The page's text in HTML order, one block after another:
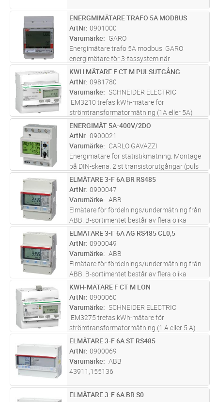
ST Lägg i kundvagn
ENERGMIMÄTARE TRAFO 5A MODBUS
ArtNr 0901000
Varumärke
GARO
Energimätare trafo 5A modbus. GARO
energimätare för 3-fassystem när
strömtransformatorer används är kompakta,
endast 3 moduler bred och har självförsörjd
manöverspänning. Mätarna är
debiteringsgodkän...läs mer
ST Lägg i kundvagn
KWH MÄTARE F CT M PULSUTGÅNG
ArtNr 0981780
Varumärke
SCHNEIDER ELECTRIC
iEM3210 trefas kWh-mätare för
strömtransformatormätning (1A eller 5A)
med pulsutgång. MID-godkänd.
ST Lägg i kundvagn
ENERGIMÄT 5A-400V/2DO
ArtNr 0900021
Varumärke
CARLO GAVAZZI
Energimätare för statistikmätning. Montage
på DIN-skena. 2 st transistorutgångar (puls
eller larm).
ST Lägg i kundvagn
ELMÄTARE 3-F 6A BR RS485
ArtNr 0900047
Varumärke
ABB
Elmätare för fördelnings/undermätning från
ABB. B-sortimentet består av flera olika
mätare för att möta olika kunders behov av
pålitliga mätvärden. Samtliga EQ mätare i B-
sortimentet har instrumentv
ST Lägg i kundvagn
ELMÄTARE 3-F 6A AG RS485 CL0,5
ArtNr 0900049
Varumärke
ABB
Elmätare för fördelnings/undermätning från
ABB. B-sortimentet består av flera olika
mätare för att möta olika kunders behov av
pålitliga mätvärden. Samtliga EQ mätare i B-
sortimentet har instrumentv ...läs mer
ST Lägg i kundvagn
KWH-MÄTARE F CT M LON
ArtNr 0900060
Varumärke
SCHNEIDER ELECTRIC
iEM3275 trefas kWh-mätare för
strömtransformatormätning (1 A eller 5 A).
Hanterar 2 tariffer med extern styrning eller 4
tariffer med intern klocka. LON
kommunikation med utökade mätvärden (U, I,
P …...läs mer
ST Lägg i kundvagn
ELMÄTARE 3-F 6A ST RS485
ArtNr 0900069
Varumärke
ABB
43911,155136
ST Lägg i kundvagn
ELMÄTARE 3-F 6A BR S0